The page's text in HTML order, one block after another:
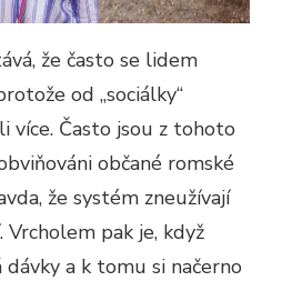
že často se lidem
od „sociálky“
více. Často jsou z tohoto
občané romské
že systém zneužívají
pak je, když
a k tomu si načerno